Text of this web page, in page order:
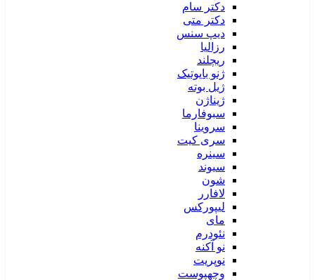
دکتر سام
دکتر متی
دیپ سنس
رزالیا
ریچلند
ژنو بایوتیک
ژیل بوته
ژیناژن
سبوفارما
سروینا
سری کیت
سینره
سیوند
شون
لافارر
لیپورکس
مای
نئودرم
نو آکنه
نوپریت
وچهپوست